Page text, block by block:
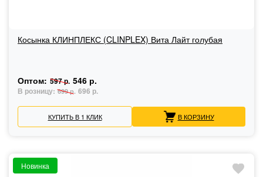
Косынка КЛИНПЛЕКС (CLINPLEX) Вита Лайт голубая
Оптом: 597 р. 546 р.
В розницу: 699 р. 696 р.
КУПИТЬ В 1 КЛИК В КОРЗИНУ
Новинка